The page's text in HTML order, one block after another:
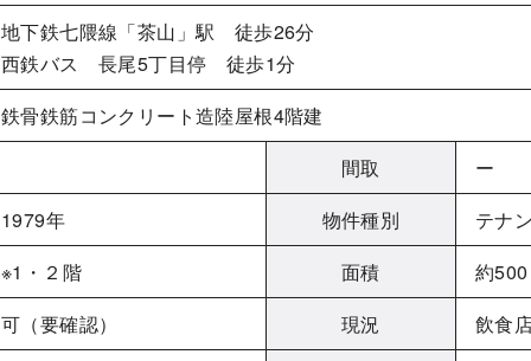
地下鉄七隈線「茶山」駅 徒歩26分
西鉄バス 長尾5丁目停 徒歩1分
鉄骨鉄筋コンクリート造陸屋根4階建
間取
ー
1979年
物件種別
テナ
※1・２階
面積
約
可（要確認）
現況
飲食